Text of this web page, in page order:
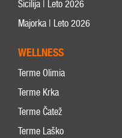
Sicilija | Leto 2026
Majorka | Leto 2026
WELLNESS
Terme Olimia
Terme Krka
Terme Čatež
Terme Laško